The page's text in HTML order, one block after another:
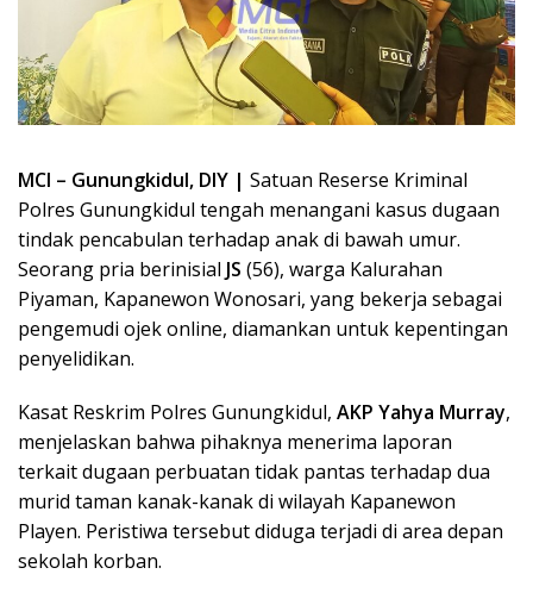
MCI – Gunungkidul, DIY | Satuan Reserse Kriminal
Polres Gunungkidul tengah menangani kasus dugaan
tindak pencabulan terhadap anak di bawah umur.
Seorang pria berinisial JS (56), warga Kalurahan
Piyaman, Kapanewon Wonosari, yang bekerja sebagai
pengemudi ojek online, diamankan untuk kepentingan
penyelidikan.
Kasat Reskrim Polres Gunungkidul, AKP Yahya Murray,
menjelaskan bahwa pihaknya menerima laporan
terkait dugaan perbuatan tidak pantas terhadap dua
murid taman kanak-kanak di wilayah Kapanewon
Playen. Peristiwa tersebut diduga terjadi di area depan
sekolah korban.